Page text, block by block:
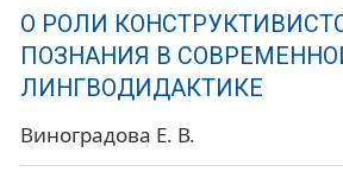
О РОЛИ
ПОЗНАНИЯ В
ЛИНГВОДИДАКТИКЕ
Виноградова Е. В.